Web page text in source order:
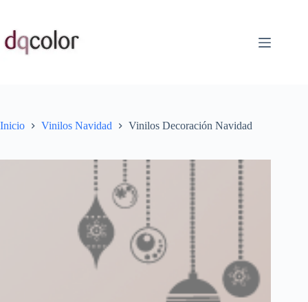
contenido
Inicio Vinilos Navidad Vinilos Decoración Navidad